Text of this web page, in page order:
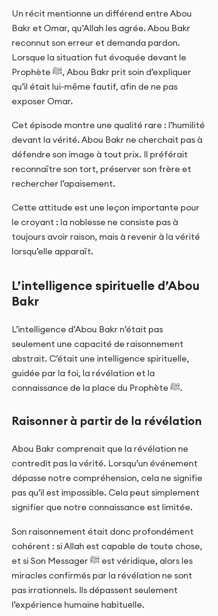
Un récit mentionne un différend entre Abou
Bakr et Omar, qu’Allah les agrée. Abou Bakr
reconnut son erreur et demanda pardon.
Lorsque la situation fut évoquée devant le
Prophète ﷺ, Abou Bakr prit soin d’expliquer
qu’il était lui-même fautif, afin de ne pas
exposer Omar.
Cet épisode montre une qualité rare : l’humilité
devant la vérité. Abou Bakr ne cherchait pas à
défendre son image à tout prix. Il préférait
reconnaître son tort, préserver son frère et
rechercher l’apaisement.
Cette attitude est une leçon importante pour
le croyant : la noblesse ne consiste pas à
toujours avoir raison, mais à revenir à la vérité
lorsqu’elle apparaît.
L’intelligence spirituelle d’Abou
Bakr
L’intelligence d’Abou Bakr n’était pas
seulement une capacité de raisonnement
abstrait. C’était une intelligence spirituelle,
guidée par la foi, la révélation et la
connaissance de la place du Prophète ﷺ.
Raisonner à partir de la révélation
Abou Bakr comprenait que la révélation ne
contredit pas la vérité. Lorsqu’un événement
dépasse notre compréhension, cela ne signifie
pas qu’il est impossible. Cela peut simplement
signifier que notre connaissance est limitée.
Son raisonnement était donc profondément
cohérent : si Allah est capable de toute chose,
et si Son Messager ﷺ est véridique, alors les
miracles confirmés par la révélation ne sont
pas irrationnels. Ils dépassent seulement
l’expérience humaine habituelle.